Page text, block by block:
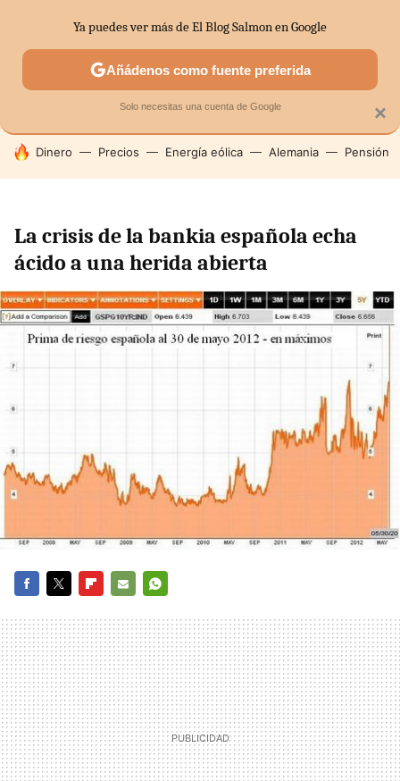
SECTORES ECONOMÍA DOMÉSTICA MERCADOS
HOY SE HABLA DE
Dinero Precios Energía eólica Alemania Pensión
La crisis de la bankia española echa
ácido a una herida abierta
MAIL
×
Ya puedes ver más de El Blog Salmon en Google
Añádenos como fuente preferida
Solo necesitas una cuenta de Google